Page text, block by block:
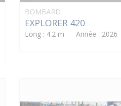
BOMBARD
EXPLORER 420
Long : 4.2 m Année : 2026